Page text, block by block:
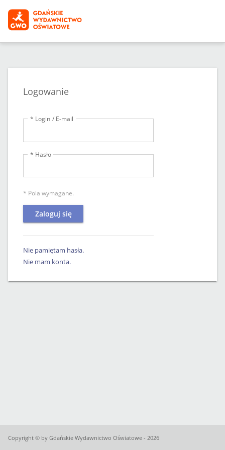
Logowanie
* Login / E-mail
* Hasło
* Pola wymagane.
Zaloguj się
Nie pamiętam hasła.
Nie mam konta.
Copyright © by Gdańskie Wydawnictwo Oświatowe - 2026